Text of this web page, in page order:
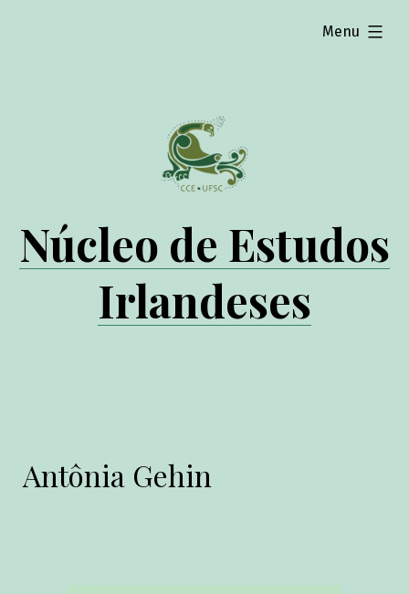
Núcleo de Estudos
Irlandeses
Menu
expanded
Antônia Gehin